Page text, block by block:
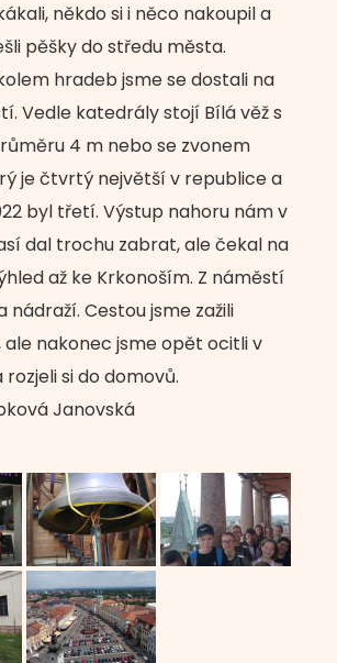
někdo si i něco nakoupil a
pěšky do středu města.
hradeb jsme se dostali na
Vedle katedrály stojí Bílá věž s
4 m nebo se zvonem
je čtvrtý největší v republice a
byl třetí. Výstup nahoru nám v
dal trochu zabrat, ale čekal na
až ke Krkonoším. Z náměstí
nádraží. Cestou jsme zažili
ale nakonec jsme opět ocitli v
si do domovů.
Janovská